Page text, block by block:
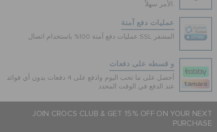
الأمر سهلاً.
عمليات دفع آمنة
عمليات دفع آمنة 100% باستخدام اتصال SSL المشفر
و قسطه على دفعات
أحصل على ما تحب اليوم وادفع على 4 دفعات بدون أي فوائد
عند الدفع في الوقت المحدد
JOIN CROCS CLUB & GET 15% OFF ON YOUR NEXT
PURCHASE